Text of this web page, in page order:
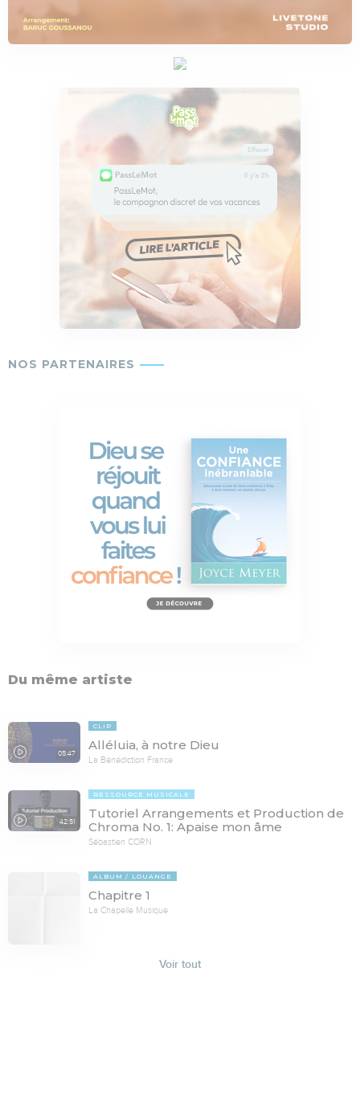
Du même artiste
05:47
CLIP
Alléluia, à notre Dieu
La Bénédiction France
42:51
RESSOURCE MUSICALE
Tutoriel Arrangements et Production de
Chroma No. 1: Apaise mon âme
Sébastien CORN
ALBUM LOUANGE
Chapitre 1
La Chapelle Musique
Voir tout